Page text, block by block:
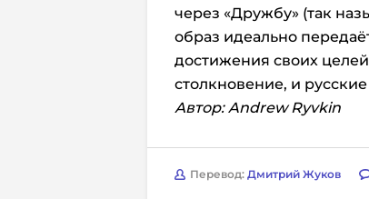
через «Дружбу» (так
образ идеально
достижения своих целей
столкновение, и
Автор: Andrew Ryvkin
Перевод: Дмитрий Жуков